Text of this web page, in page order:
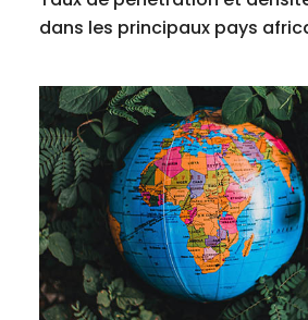
dans les principaux pays